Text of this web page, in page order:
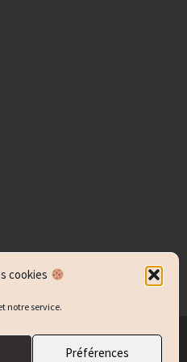
cookies
notre service.
Préférences